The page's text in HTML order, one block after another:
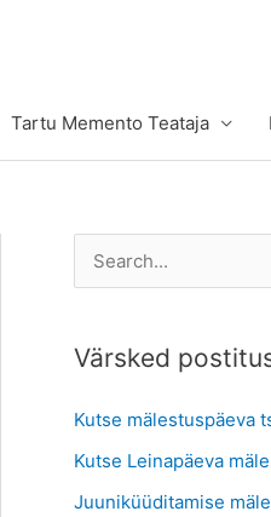
Tartu Memento Teataja
e
r
h
f
o
Värsked
Kutse mälestuspäeva
Kutse Leinapäeva
Juuniküüditamise